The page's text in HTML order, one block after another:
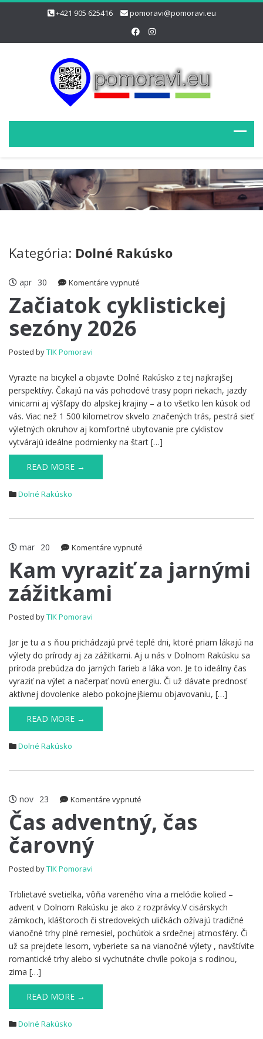
+421 905 625416 pomoravi@pomoravi.eu
Kategória: Dolné Rakúsko
apr 30 Komentáre vypnuté
cyklistickej
Začiatok cyklistickej
sezóny 2026
Posted byTIK Pomoravi
Vyrazte na bicykel a objavte Dolné Rakúsko z tej najkrajšej
perspektívy. Čakajú na vás pohodové trasy popri riekach, jazdy
vinicami aj výšľapy do alpskej krajiny – a to všetko len kúsok od
vás. Viac než 1 500 kilometrov skvelo značených trás, pestrá sieť
výletných okruhov aj komfortné ubytovanie pre cyklistov
vytvárajú ideálne podmienky na štart […]
READ MORE →
Dolné Rakúsko
mar 20 Komentáre vypnuté
vyraziť
Kam vyraziť za jarnými
zážitkami
Posted byTIK Pomoravi
Jar je tu a s ňou prichádzajú prvé teplé dni, ktoré priam lákajú na
výlety do prírody aj za zážitkami. Aj u nás v Dolnom Rakúsku sa
príroda prebúdza do jarných farieb a láka von. Je to ideálny čas
vyraziť na výlet a načerpať novú energiu. Či už dávate prednosť
aktívnej dovolenke alebo pokojnejšiemu objavovaniu, […]
READ MORE →
Dolné Rakúsko
nov 23 Komentáre vypnuté
adventný,
čas
Čas adventný, čas
čarovný
Posted byTIK Pomoravi
Trblietavé svetielka, vôňa vareného vína a melódie kolied –
advent v Dolnom Rakúsku je ako z rozprávky.V cisárskych
zámkoch, kláštoroch či stredovekých uličkách ožívajú tradičné
vianočné trhy plné remesiel, pochúťok a srdečnej atmosféry. Či
už sa prejdete lesom, vyberiete sa na vianočné výlety , navštívite
romantické trhy alebo si vychutnáte chvíle pokoja s rodinou,
zima […]
READ MORE →
Dolné Rakúsko